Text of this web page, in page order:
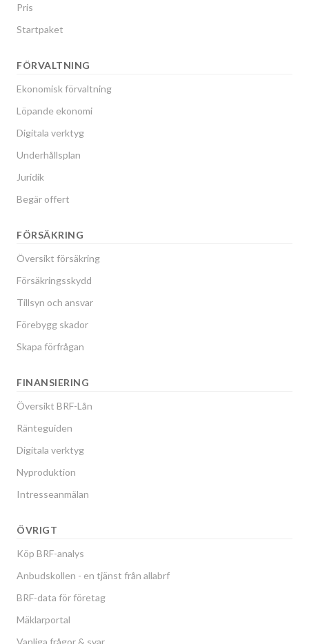
Pris
Startpaket
FÖRVALTNING
Ekonomisk förvaltning
Löpande ekonomi
Digitala verktyg
Underhållsplan
Juridik
Begär offert
FÖRSÄKRING
Översikt försäkring
Försäkringsskydd
Tillsyn och ansvar
Förebygg skador
Skapa förfrågan
FINANSIERING
Översikt BRF-Lån
Ränteguiden
Digitala verktyg
Nyproduktion
Intresseanmälan
ÖVRIGT
Köp BRF-analys
Anbudskollen - en tjänst från allabrf
BRF-data för företag
Mäklarportal
Vanliga frågor & svar